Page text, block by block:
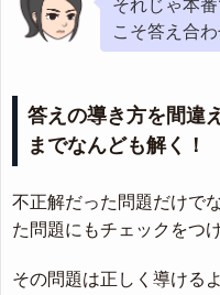
それじゃ本
こそ答え合
答えの導き方を間違
までなんども解く！
不正解だった問題だけで
た問題にもチェックをつ
その問題は正しく導ける